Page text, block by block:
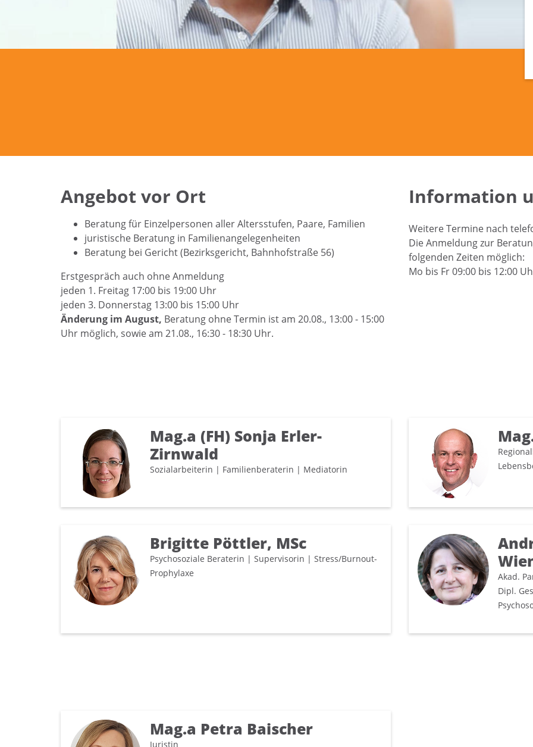
Angebot vor Ort
Beratung für Einzelpersonen aller Altersstufen, Paare, Familien
juristische Beratung in Familienangelegenheiten
Beratung bei Gericht (Bezirksgericht, Bahnhofstraße 56)
Erstgespräch auch ohne Anmeldung
jeden 1. Freitag 17:00 bis 19:00 Uhr
jeden 3. Donnerstag 13:00 bis 15:00 Uhr
Änderung im August, Beratung ohne Termin ist am 20.08., 13:00 - 15:00
Uhr möglich, sowie am 21.08., 16:30 - 18:30 Uhr.
Information
Weitere Termine nach
Die Anmeldung zur
folgenden Zeiten möglich:
Mo bis Fr 09:00 bis 12:00
Mag.a (FH) Sonja Erler-
Zirnwald
Sozialarbeiterin | Familienberaterin | Mediatorin
Brigitte Pöttler, MSc
Psychosoziale Beraterin | Supervisorin | Stress/Burnout-
Prophylaxe
Akad.
Dipl.
Mag.a Petra Baischer
Juristin